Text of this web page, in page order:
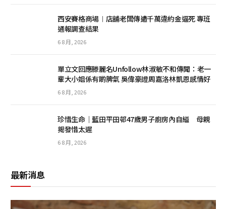
西安賽格商場︱店舖老闆傳遭千萬違約金逼死 專班
通報調查結果
6 8 月, 2026
單立文回應滕麗名Unfollow林淑敏不和傳聞：老一
輩大小姐係有啲脾氣 吳偉豪證周嘉洛林凱恩感情好
6 8 月, 2026
珍惜生命｜藍田平田邨47歲男子廚房內自縊 母親
揭發惜太遲
6 8 月, 2026
最新消息